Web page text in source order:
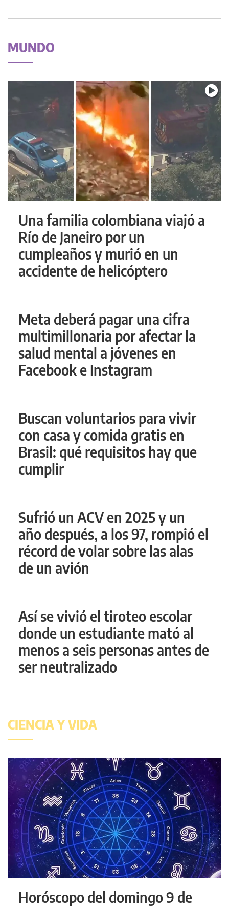
MUNDO
Una familia colombiana viajó a
Río de Janeiro por un
cumpleaños y murió en un
accidente de helicóptero
Meta deberá pagar una cifra
multimillonaria por afectar la
salud mental a jóvenes en
Facebook e Instagram
Buscan voluntarios para vivir
con casa y comida gratis en
Brasil: qué requisitos hay que
cumplir
Sufrió un ACV en 2025 y un
año después, a los 97, rompió el
récord de volar sobre las alas
de un avión
Así se vivió el tiroteo escolar
donde un estudiante mató al
menos a seis personas antes de
ser neutralizado
CIENCIA Y VIDA
Horóscopo del domingo 9 de